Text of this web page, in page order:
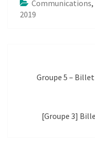
Communications,
2019
Groupe 5 –
[Groupe 3]